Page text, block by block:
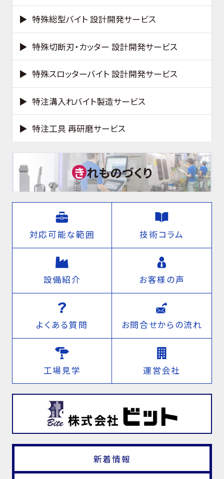
特殊総型バイト 設計開発サービス
特殊切断刃・カッター 設計開発サービス
特殊スロッターバイト 設計開発サービス
特注溝入れバイト製造サービス
特注工具 再研磨サービス
きれものづくり
対応可能な範囲 技術コラム
設備紹介 お客様の声
よくある質問 お問合せからの流れ
工場見学 運営会社
新着情報